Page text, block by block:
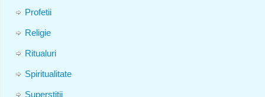
Profetii
Religie
Ritualuri
Spiritualitate
Superstitii